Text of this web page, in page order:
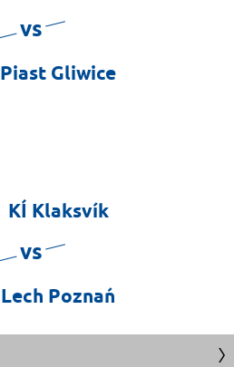
vs
Piast Gliwice
KÍ Klaksvík
vs
Lech Poznań